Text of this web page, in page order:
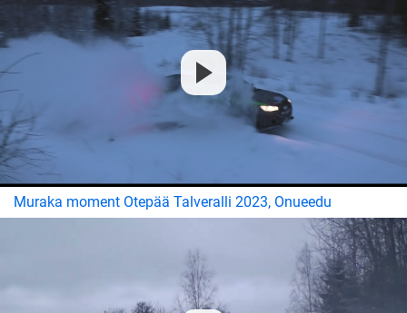
Muraka moment Otepää Talveralli 2023, Onueedu